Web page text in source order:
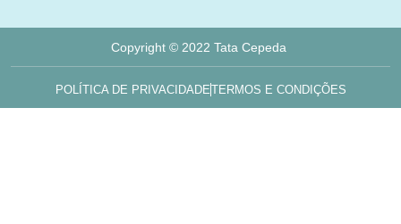
Copyright © 2022 Tata Cepeda
POLÍTICA DE PRIVACIDADETERMOS E CONDIÇÕES